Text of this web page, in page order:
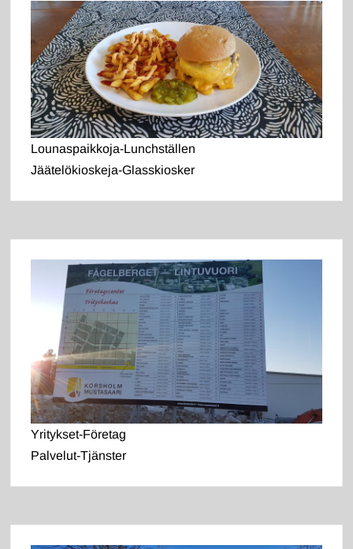
Lounaspaikkoja-Lunchställen
Jäätelökioskeja-Glasskiosker
Yritykset-Företag
Palvelut-Tjänster